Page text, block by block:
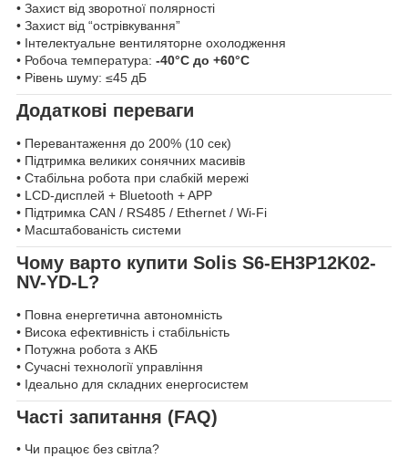
• Захист від зворотної полярності
• Захист від “острівкування”
• Інтелектуальне вентиляторне охолодження
• Робоча температура: -40°C до +60°C
• Рівень шуму: ≤45 дБ
Додаткові переваги
• Перевантаження до 200% (10 сек)
• Підтримка великих сонячних масивів
• Стабільна робота при слабкій мережі
• LCD-дисплей + Bluetooth + APP
• Підтримка CAN / RS485 / Ethernet / Wi-Fi
• Масштабованість системи
Чому варто купити Solis S6-EH3P12K02-
NV-YD-L?
• Повна енергетична автономність
• Висока ефективність і стабільність
• Потужна робота з АКБ
• Сучасні технології управління
• Ідеально для складних енергосистем
Часті запитання (FAQ)
• Чи працює без світла?